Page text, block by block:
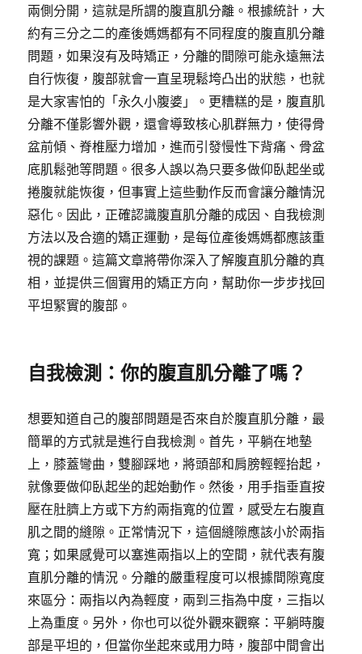
兩側分開，這就是所謂的腹直肌分離。根據統計，大
約有三分之二的產後媽媽都有不同程度的腹直肌分離
問題，如果沒有及時矯正，分離的間隙可能永遠無法
自行恢復，腹部就會一直呈現鬆垮凸出的狀態，也就
是大家害怕的「永久小腹婆」。更糟糕的是，腹直肌
分離不僅影響外觀，還會導致核心肌群無力，使得骨
盆前傾、脊椎壓力增加，進而引發慢性下背痛、骨盆
底肌鬆弛等問題。很多人誤以為只要多做仰臥起坐或
捲腹就能恢復，但事實上這些動作反而會讓分離情況
惡化。因此，正確認識腹直肌分離的成因、自我檢測
方法以及合適的矯正運動，是每位產後媽媽都應該重
視的課題。這篇文章將帶你深入了解腹直肌分離的真
相，並提供三個實用的矯正方向，幫助你一步步找回
平坦緊實的腹部。
自我檢測：你的腹直肌分離了嗎？
想要知道自己的腹部問題是否來自於腹直肌分離，最
簡單的方式就是進行自我檢測。首先，平躺在地墊
上，膝蓋彎曲，雙腳踩地，將頭部和肩膀輕輕抬起，
就像要做仰臥起坐的起始動作。然後，用手指垂直按
壓在肚臍上方或下方約兩指寬的位置，感受左右腹直
肌之間的縫隙。正常情況下，這個縫隙應該小於兩指
寬；如果感覺可以塞進兩指以上的空間，就代表有腹
直肌分離的情況。分離的嚴重程度可以根據間隙寬度
來區分：兩指以內為輕度，兩到三指為中度，三指以
上為重度。另外，你也可以從外觀來觀察：平躺時腹
部是平坦的，但當你坐起來或用力時，腹部中間會出